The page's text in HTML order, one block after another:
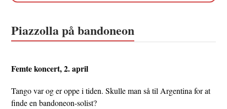
Piazzolla på bandoneon
Femte koncert, 2. april
Tango var og er oppe i tiden. Skulle man så til Argentina for at
finde en bandoneon-solist?